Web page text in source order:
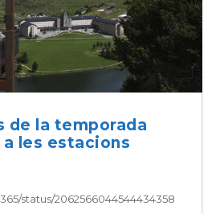
de la temporada
a les estacions
status/2062566044544434358